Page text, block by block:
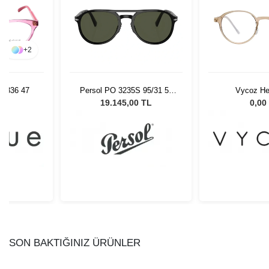
+2
47
Persol PO 3235S 95/31 55
Unisex Güneş Gözlüğü
19.145,00 TL
Vycoz
0,00
SON BAKTIĞINIZ ÜRÜNLER